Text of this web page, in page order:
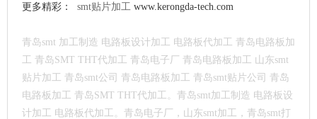
更多精彩： smt贴片加工 www.kerongda-tech.com
青岛smt 加工制造 电路板设计加工 电路板代加工 青岛电路板加
工 青岛SMT THT代加工 青岛电子厂 青岛电路板加工 山东smt
贴片加工 青岛smt公司 青岛电路板加工 青岛smt贴片公司 青岛
电路板加工 青岛SMT THT代加工。青岛smt加工制造 电路板设
计加工 电路板代加工。青岛电子厂，山东smt加工，青岛smt打